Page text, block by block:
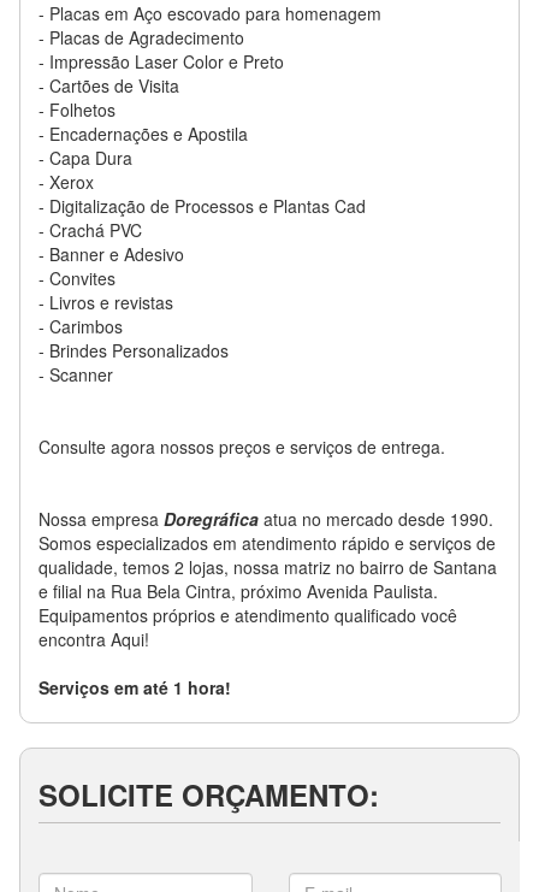
- Placas em Aço escovado para homenagem
- Placas de Agradecimento
- Impressão Laser Color e Preto
- Cartões de Visita
- Folhetos
- Encadernações e Apostila
- Capa Dura
- Xerox
- Digitalização de Processos e Plantas Cad
- Crachá PVC
- Banner e Adesivo
- Convites
- Livros e revistas
- Carimbos
- Brindes Personalizados
- Scanner
Consulte agora nossos preços e serviços de entrega.
Nossa empresa Doregráficaatua no mercado desde 1990.
Somos especializados em atendimento rápido e serviços de
qualidade, temos 2 lojas, nossa matriz no bairro de Santana
e filial na Rua Bela Cintra, próximo Avenida Paulista.
Equipamentos próprios e atendimento qualificado você
encontra Aqui!
Serviços em até 1 hora!
SOLICITE ORÇAMENTO: